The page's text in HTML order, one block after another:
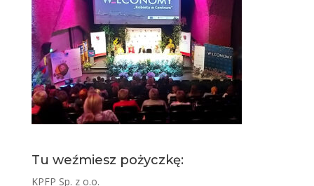
Tu weźmiesz pożyczkę:
KPFP Sp. z o.o.